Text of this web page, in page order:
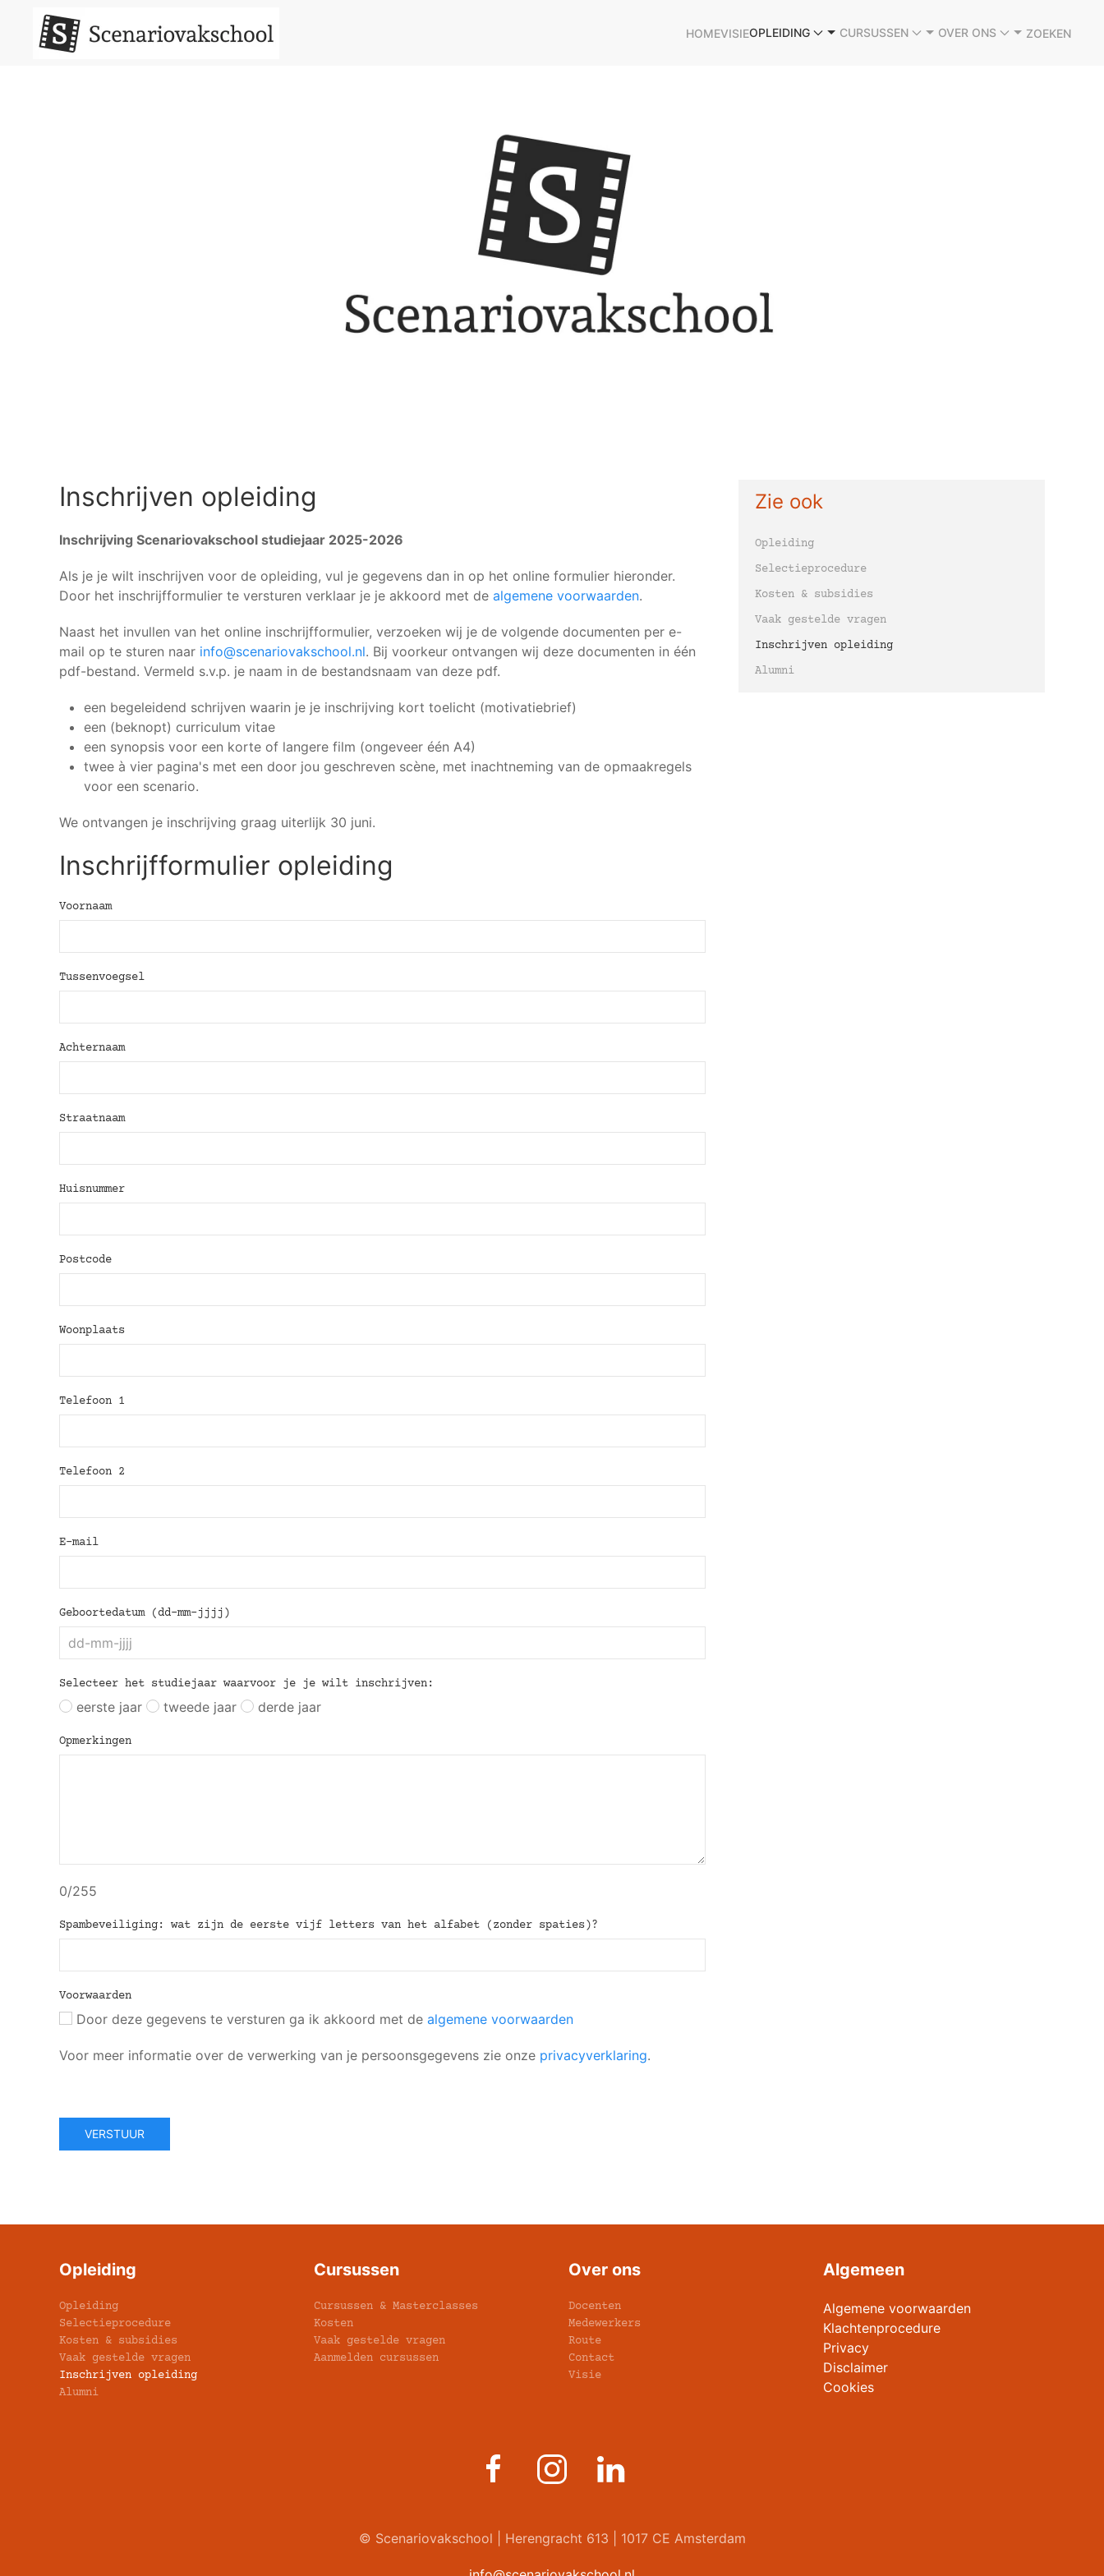
Terug naar hoofdinhoud HOMEVISIEOPLEIDING CURSUSSEN OVER ONS ZOEKEN
Inschrijven opleiding
Inschrijving Scenariovakschool studiejaar 2025-2026
Als je je wilt inschrijven voor de opleiding, vul je gegevens dan in op het online formulier hieronder.
Door het inschrijfformulier te versturen verklaar je je akkoord met de algemene voorwaarden.
Naast het invullen van het online inschrijfformulier, verzoeken wij je de volgende documenten per e-
mail op te sturen naar info@scenariovakschool.nl. Bij voorkeur ontvangen wij deze documenten in één
pdf-bestand. Vermeld s.v.p. je naam in de bestandsnaam van deze pdf.
een begeleidend schrijven waarin je je inschrijving kort toelicht (motivatiebrief)
een (beknopt) curriculum vitae
een synopsis voor een korte of langere film (ongeveer één A4)
twee à vier pagina's met een door jou geschreven scène, met inachtneming van de opmaakregels
voor een scenario.
We ontvangen je inschrijving graag uiterlijk 30 juni.
Inschrijfformulier opleiding
Voornaam
Tussenvoegsel
Achternaam
Straatnaam
Huisnummer
Postcode
Woonplaats
Telefoon 1
Telefoon 2
E-mail
Geboortedatum (dd-mm-jjjj)
Selecteer het studiejaar waarvoor je je wilt inschrijven:
eerste jaar tweede jaar derde jaar
Opmerkingen
0/255
Spambeveiliging: wat zijn de eerste vijf letters van het alfabet (zonder spaties)?
Voorwaarden
Door deze gegevens te versturen ga ik akkoord met de algemene voorwaarden
Voor meer informatie over de verwerking van je persoonsgegevens zie onze privacyverklaring.
VERSTUUR
Zie ook
Opleiding
Selectieprocedure
Kosten & subsidies
Vaak gestelde vragen
Inschrijven opleiding
Alumni
Opleiding
Opleiding
Selectieprocedure
Kosten & subsidies
Vaak gestelde vragen
Inschrijven opleiding
Alumni
Cursussen
Cursussen & Masterclasses
Kosten
Vaak gestelde vragen
Aanmelden cursussen
Over ons
Docenten
Medewerkers
Route
Contact
Visie
Algemeen
Algemene voorwaarden
Klachtenprocedure
Privacy
Disclaimer
Cookies
© Scenariovakschool | Herengracht 613 | 1017 CE Amsterdam